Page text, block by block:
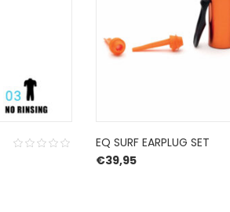
EQ SURF EARPLUG SET
€39,95